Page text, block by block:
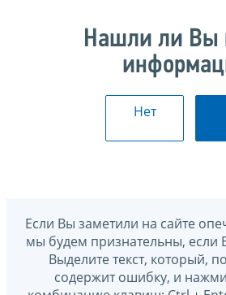
Нашли ли Вы
Нет
Если Вы заметили на сайте
мы будем признательны, если
Выделите текст, который,
содержит ошибку, и